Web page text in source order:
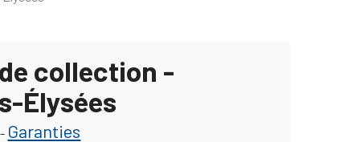
collection -
Élysées
Garanties